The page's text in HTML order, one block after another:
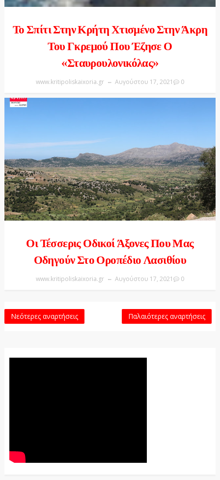
Το Σπίτι Στην Κρήτη Χτισμένο Στην Άκρη
Του Γκρεμού Που Έζησε Ο
«Σταυρουλονικόλας»
www.kritipoliskaixoria.gr Αυγούστου 17, 2021 0
Οι Τέσσερις Οδικοί Άξονες Που Μας
Οδηγούν Στο Οροπέδιο Λασιθίου
www.kritipoliskaixoria.gr Αυγούστου 17, 2021 0
Νεότερες αναρτήσεις Παλαιότερες αναρτήσεις